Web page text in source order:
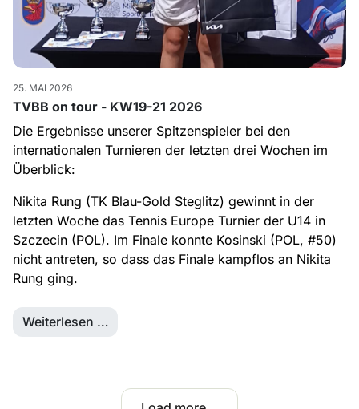
25. MAI 2026
TVBB on tour - KW19-21 2026
Die Ergebnisse unserer Spitzenspieler bei den
internationalen Turnieren der letzten drei Wochen im
Überblick:
Nikita Rung (TK Blau-Gold Steglitz) gewinnt in der
letzten Woche das Tennis Europe Turnier der U14 in
Szczecin (POL). Im Finale konnte Kosinski (POL, #50)
nicht antreten, so dass das Finale kampflos an Nikita
Rung ging.
Weiterlesen …